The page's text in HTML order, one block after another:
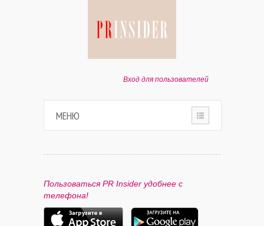
Вход для пользователей
МЕНЮ
ПАРТНЕРАМ
Пользоваться PR Insider удобнее с
телефона!